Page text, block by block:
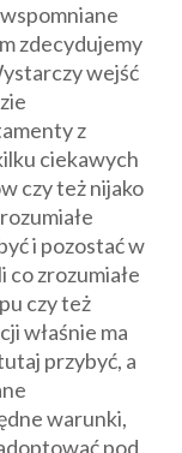
zdecydujemy
wejść
z
ciekawych
czy też nijako
i pozostać w
co zrozumiałe
czy też
właśnie ma
przybyć, a
warunki,
pod